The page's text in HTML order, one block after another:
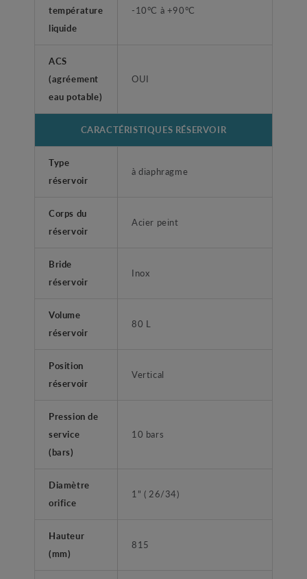
température
liquide
-10°C à +90°C
ACS
(agréement
eau potable)
OUI
CARACTÉRISTIQUES RÉSERVOIR
Type
réservoir
à diaphragme
Corps du
réservoir
Acier peint
Bride
réservoir
Inox
Volume
réservoir
80 L
Position
réservoir
Vertical
Pression de
service
(bars)
10 bars
Diamètre
orifice
1" ( 26/34)
Hauteur
(mm)
815